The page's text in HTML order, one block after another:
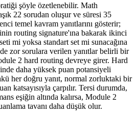
şöyle özetlenebilir. Math
22 sorudan oluşur ve süresi 35
temel kavram yanıtlarını gösterir;
routing signature'ına bakarak ikinci
mi yoksa standart set mi sunacağına
zor sorulara verilen yanıtlar belirli bir
2 hard routing devreye girer. Hard
daha yüksek puan potansiyeli
her doğru yanıt, normal zorluktaki bir
katsayısıyla çarpılır. Tersi durumda,
eşiğin altında kalırsa, Module 2
tavanı daha düşük olur.